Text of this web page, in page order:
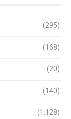
(295)
(168)
(20)
(140)
(1.128)